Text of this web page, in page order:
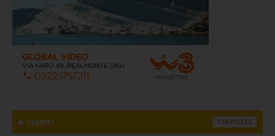
EVENTI 174